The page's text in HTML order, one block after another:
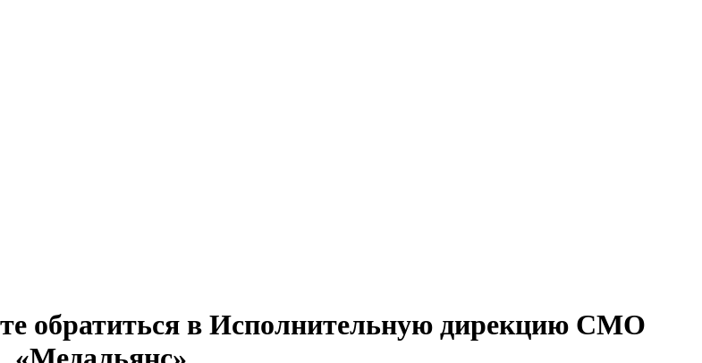
обратиться в Исполнительную дирекцию СМО